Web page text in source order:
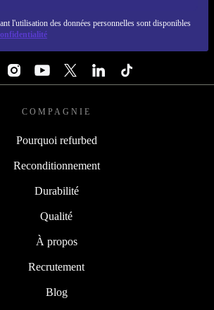
l'utilisation des données personnelles sont disponibles
COMPAGNIE
Pourquoi refurbed
Reconditionnement
Durabilité
Qualité
À propos
Recrutement
Blog